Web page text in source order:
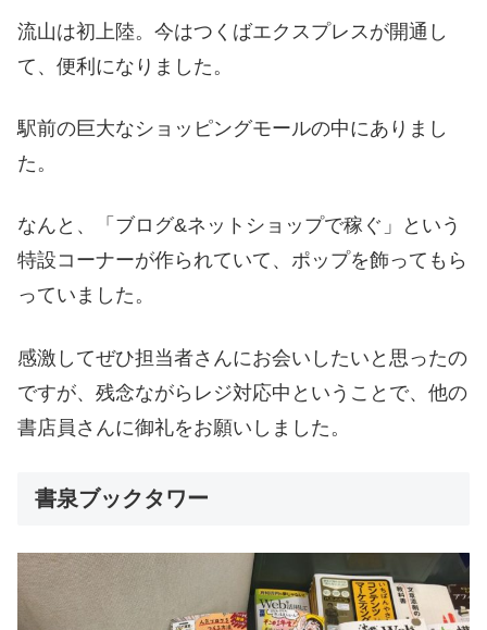
流山は初上陸。今はつくばエクスプレスが開通し
て、便利になりました。
駅前の巨大なショッピングモールの中にありまし
た。
なんと、「ブログ&ネットショップで稼ぐ」という
特設コーナーが作られていて、ポップを飾ってもら
っていました。
感激してぜひ担当者さんにお会いしたいと思ったの
ですが、残念ながらレジ対応中ということで、他の
書店員さんに御礼をお願いしました。
書泉ブックタワー